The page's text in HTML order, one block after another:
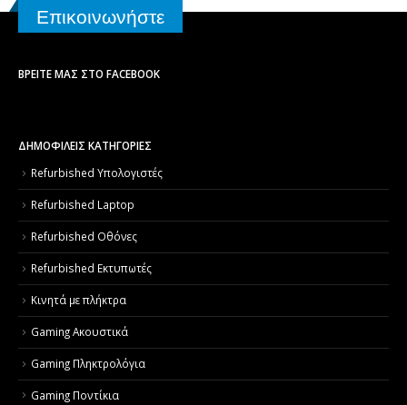
Επικοινωνήστε
ΒΡΕΊΤΕ ΜΑΣ ΣΤΟ FACEBOOK
ΔΗΜΟΦΙΛΕΙΣ ΚΑΤΗΓΟΡΙΕΣ
Refurbished Υπολογιστές
Refurbished Laptop
Refurbished Οθόνες
Refurbished Εκτυπωτές
Κινητά με πλήκτρα
Gaming Ακουστικά
Gaming Πληκτρολόγια
Gaming Ποντίκια